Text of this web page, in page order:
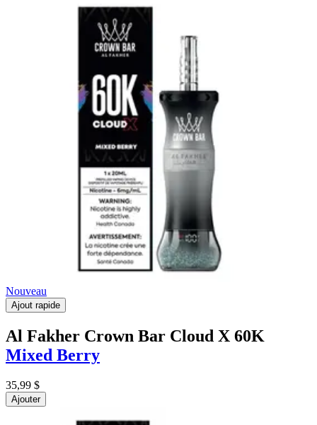
Nouveau
Ajout rapide
Al Fakher Crown Bar Cloud X 60K
Mixed Berry
35,99 $
Ajouter